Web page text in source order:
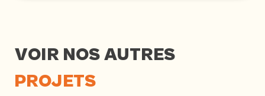
VOIR NOS AUTRES
PROJETS